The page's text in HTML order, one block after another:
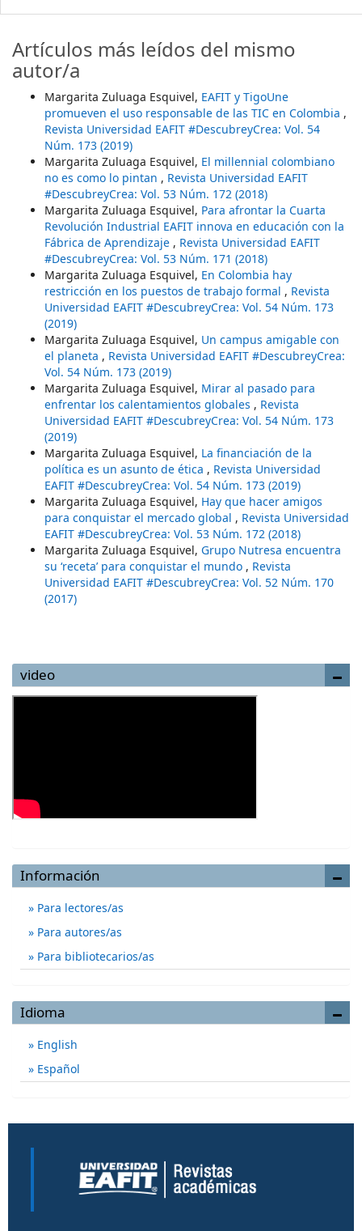
Artículos más leídos del mismo
autor/a
Margarita Zuluaga Esquivel, EAFIT y TigoUne
promueven el uso responsable de las TIC en Colombia ,
Revista Universidad EAFIT #DescubreyCrea: Vol. 54
Núm. 173 (2019)
Margarita Zuluaga Esquivel, El millennial colombiano
no es como lo pintan , Revista Universidad EAFIT
#DescubreyCrea: Vol. 53 Núm. 172 (2018)
Margarita Zuluaga Esquivel, Para afrontar la Cuarta
Revolución Industrial EAFIT innova en educación con la
Fábrica de Aprendizaje , Revista Universidad EAFIT
#DescubreyCrea: Vol. 53 Núm. 171 (2018)
Margarita Zuluaga Esquivel, En Colombia hay
restricción en los puestos de trabajo formal , Revista
Universidad EAFIT #DescubreyCrea: Vol. 54 Núm. 173
(2019)
Margarita Zuluaga Esquivel, Un campus amigable con
el planeta , Revista Universidad EAFIT #DescubreyCrea:
Vol. 54 Núm. 173 (2019)
Margarita Zuluaga Esquivel, Mirar al pasado para
enfrentar los calentamientos globales , Revista
Universidad EAFIT #DescubreyCrea: Vol. 54 Núm. 173
(2019)
Margarita Zuluaga Esquivel, La financiación de la
política es un asunto de ética , Revista Universidad
EAFIT #DescubreyCrea: Vol. 54 Núm. 173 (2019)
Margarita Zuluaga Esquivel, Hay que hacer amigos
para conquistar el mercado global , Revista Universidad
EAFIT #DescubreyCrea: Vol. 53 Núm. 172 (2018)
Margarita Zuluaga Esquivel, Grupo Nutresa encuentra
su ‘receta’ para conquistar el mundo , Revista
Universidad EAFIT #DescubreyCrea: Vol. 52 Núm. 170
(2017)
video
Información
Para lectores/as
Para autores/as
Para bibliotecarios/as
Idioma
English
Español